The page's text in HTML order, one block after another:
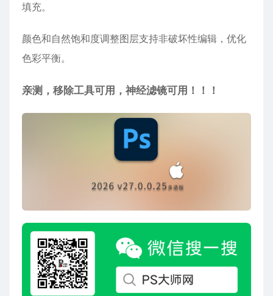
填充‌。
颜色和自然饱和度调整图层支持非破坏性编辑，优化
色彩平衡‌。
亲测，移除工具可用，神经滤镜可用！！！